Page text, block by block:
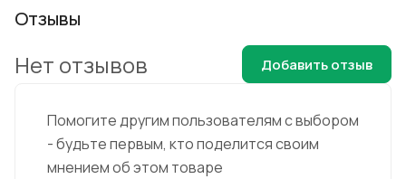
Отзывы
Помогите другим пользователям с выбором
- будьте первым, кто поделится своим
мнением об этом товаре
Нет отзывов Добавить отзыв